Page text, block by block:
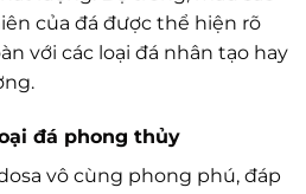
của đá được thể hiện rõ
với các loại đá nhân tạo hay
đá phong thủy
vô cùng phong phú, đáp